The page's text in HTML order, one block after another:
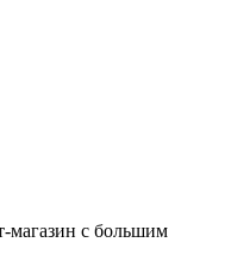
магазин с большим